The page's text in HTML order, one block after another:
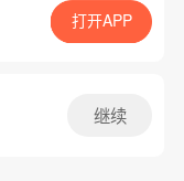
App免费看
打开APP
继续